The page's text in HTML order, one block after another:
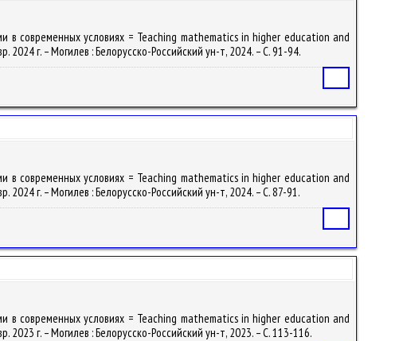
современных условиях = Teaching mathematics in higher education and
г. – Могилев : Белорусско-Российский ун-т, 2024. – С. 91-94.
современных условиях = Teaching mathematics in higher education and
г. – Могилев : Белорусско-Российский ун-т, 2024. – С. 87-91.
современных условиях = Teaching mathematics in higher education and
г. – Могилев : Белорусско-Российский ун-т, 2023. – С. 113-116.